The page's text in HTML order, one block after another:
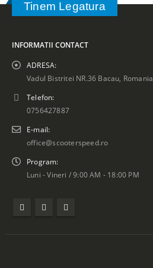
Tinem Legatura
INFORMATII CONTACT
ADRESA:
Vadul Bistritei NR.36 Bacau, Romania
Telefon:
0756427887
E-mail:
office@scooterspeed.ro
Program:
Luni - Vineri / 9:00 AM - 18:00 PM